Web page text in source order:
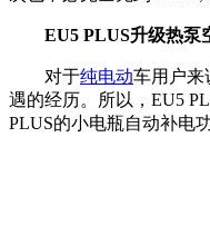
EU5 PLUS升级热泵
对于纯电动车用户来
遇的经历。所以，EU5
PLUS的小电瓶自动补电